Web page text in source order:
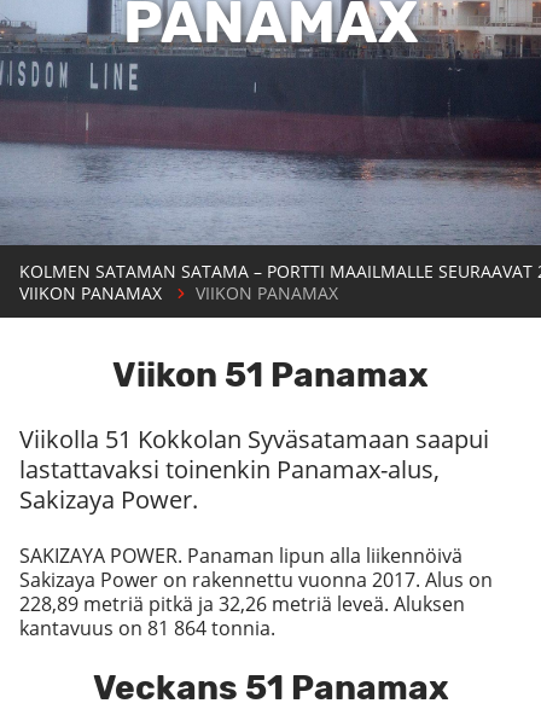
PANAMAX
KOLMEN SATAMAN SATAMA – PORTTI MAAILMALLE SEURAAVAT
VIIKON PANAMAX
VIIKON PANAMAX
Viikon 51 Panamax
Viikolla 51 Kokkolan Syväsatamaan saapui
lastattavaksi toinenkin Panamax-alus,
Sakizaya Power.
SAKIZAYA POWER. Panaman lipun alla liikennöivä
Sakizaya Power on rakennettu vuonna 2017. Alus on
228,89 metriä pitkä ja 32,26 metriä leveä. Aluksen
kantavuus on 81 864 tonnia.
Veckans 51 Panamax